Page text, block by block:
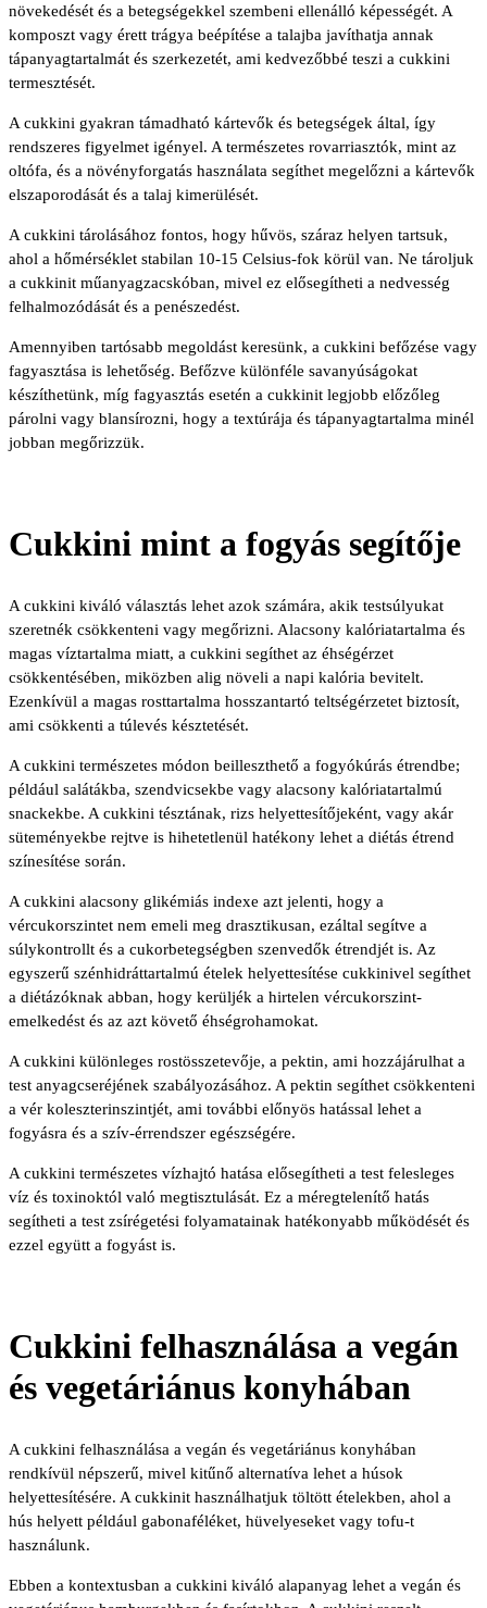
növekedését és a betegségekkel szembeni ellenálló képességét. A
komposzt vagy érett trágya beépítése a talajba javíthatja annak
tápanyagtartalmát és szerkezetét, ami kedvezőbbé teszi a cukkini
termesztését.
A cukkini gyakran támadható kártevők és betegségek által, így
rendszeres figyelmet igényel. A természetes rovarriasztók, mint az
oltófa, és a növényforgatás használata segíthet megelőzni a kártevők
elszaporodását és a talaj kimerülését.
A cukkini tárolásához fontos, hogy hűvös, száraz helyen tartsuk,
ahol a hőmérséklet stabilan 10-15 Celsius-fok körül van. Ne tároljuk
a cukkinit műanyagzacskóban, mivel ez elősegítheti a nedvesség
felhalmozódását és a penészedést.
Amennyiben tartósabb megoldást keresünk, a cukkini befőzése vagy
fagyasztása is lehetőség. Befőzve különféle savanyúságokat
készíthetünk, míg fagyasztás esetén a cukkinit legjobb előzőleg
párolni vagy blansírozni, hogy a textúrája és tápanyagtartalma minél
jobban megőrizzük.
Cukkini mint a fogyás segítője
A cukkini kiváló választás lehet azok számára, akik testsúlyukat
szeretnék csökkenteni vagy megőrizni. Alacsony kalóriatartalma és
magas víztartalma miatt, a cukkini segíthet az éhségérzet
csökkentésében, miközben alig növeli a napi kalória bevitelt.
Ezenkívül a magas rosttartalma hosszantartó teltségérzetet biztosít,
ami csökkenti a túlevés késztetését.
A cukkini természetes módon beilleszthető a fogyókúrás étrendbe;
például salátákba, szendvicsekbe vagy alacsony kalóriatartalmú
snackekbe. A cukkini tésztának, rizs helyettesítőjeként, vagy akár
süteményekbe rejtve is hihetetlenül hatékony lehet a diétás étrend
színesítése során.
A cukkini alacsony glikémiás indexe azt jelenti, hogy a
vércukorszintet nem emeli meg drasztikusan, ezáltal segítve a
súlykontrollt és a cukorbetegségben szenvedők étrendjét is. Az
egyszerű szénhidráttartalmú ételek helyettesítése cukkinivel segíthet
a diétázóknak abban, hogy kerüljék a hirtelen vércukorszint-
emelkedést és az azt követő éhségrohamokat.
A cukkini különleges rostösszetevője, a pektin, ami hozzájárulhat a
test anyagcseréjének szabályozásához. A pektin segíthet csökkenteni
a vér koleszterinszintjét, ami további előnyös hatással lehet a
fogyásra és a szív-érrendszer egészségére.
A cukkini természetes vízhajtó hatása elősegítheti a test felesleges
víz és toxinoktól való megtisztulását. Ez a méregtelenítő hatás
segítheti a test zsírégetési folyamatainak hatékonyabb működését és
ezzel együtt a fogyást is.
Cukkini felhasználása a vegán
és vegetáriánus konyhában
A cukkini felhasználása a vegán és vegetáriánus konyhában
rendkívül népszerű, mivel kitűnő alternatíva lehet a húsok
helyettesítésére. A cukkinit használhatjuk töltött ételekben, ahol a
hús helyett például gabonaféléket, hüvelyeseket vagy tofu-t
használunk.
Ebben a kontextusban a cukkini kiváló alapanyag lehet a vegán és